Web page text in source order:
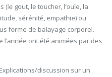
(le gout, le toucher, l’ouïe, la
sérénité, empathie) ou
forme de balayage corporel.
ont été animées par des
discussion sur un